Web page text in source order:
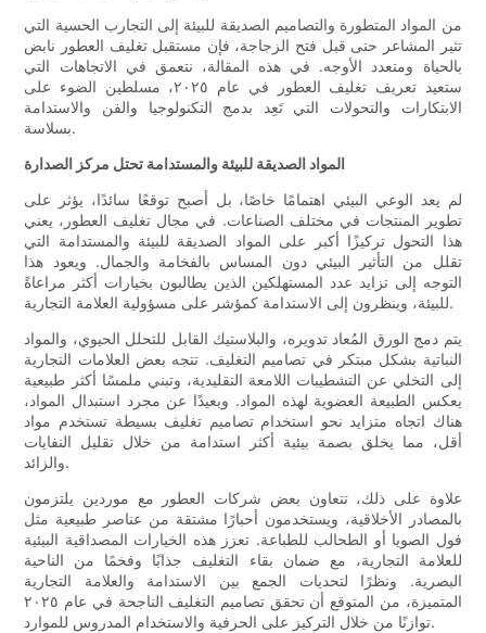
من المواد المتطورة والتصاميم الصديقة للبيئة إلى التجارب الحسية التي
تثير المشاعر حتى قبل فتح الزجاجة، فإن مستقبل تغليف العطور نابض
بالحياة ومتعدد الأوجه. في هذه المقالة، نتعمق في الاتجاهات التي
ستعيد تعريف تغليف العطور في عام ٢٠٢٥، مسلطين الضوء على
الابتكارات والتحولات التي تَعِد بدمج التكنولوجيا والفن والاستدامة
بسلاسة.
المواد الصديقة للبيئة والمستدامة تحتل مركز الصدارة
لم يعد الوعي البيئي اهتمامًا خاصًا، بل أصبح توقعًا سائدًا، يؤثر على
تطوير المنتجات في مختلف الصناعات. في مجال تغليف العطور، يعني
هذا التحول تركيزًا أكبر على المواد الصديقة للبيئة والمستدامة التي
تقلل من التأثير البيئي دون المساس بالفخامة والجمال. ويعود هذا
التوجه إلى تزايد عدد المستهلكين الذين يطالبون بخيارات أكثر مراعاةً
للبيئة، وينظرون إلى الاستدامة كمؤشر على مسؤولية العلامة التجارية.
يتم دمج الورق المُعاد تدويره، والبلاستيك القابل للتحلل الحيوي، والمواد
النباتية بشكل مبتكر في تصاميم التغليف. تتجه بعض العلامات التجارية
إلى التخلي عن التشطيبات اللامعة التقليدية، وتبني ملمسًا أكثر طبيعية
يعكس الطبيعة العضوية لهذه المواد. وبعيدًا عن مجرد استبدال المواد،
هناك اتجاه متزايد نحو استخدام تصاميم تغليف بسيطة تستخدم مواد
أقل، مما يخلق بصمة بيئية أكثر استدامة من خلال تقليل النفايات
والزائد.
علاوة على ذلك، تتعاون بعض شركات العطور مع موردين يلتزمون
بالمصادر الأخلاقية، ويستخدمون أحبارًا مشتقة من عناصر طبيعية مثل
فول الصويا أو الطحالب للطباعة. تعزز هذه الخيارات المصداقية البيئية
للعلامة التجارية، مع ضمان بقاء التغليف جذابًا وفخمًا من الناحية
البصرية. ونظرًا لتحديات الجمع بين الاستدامة والعلامة التجارية
المتميزة، من المتوقع أن تحقق تصاميم التغليف الناجحة في عام ٢٠٢٥
توازنًا من خلال التركيز على الحرفية والاستخدام المدروس للموارد.